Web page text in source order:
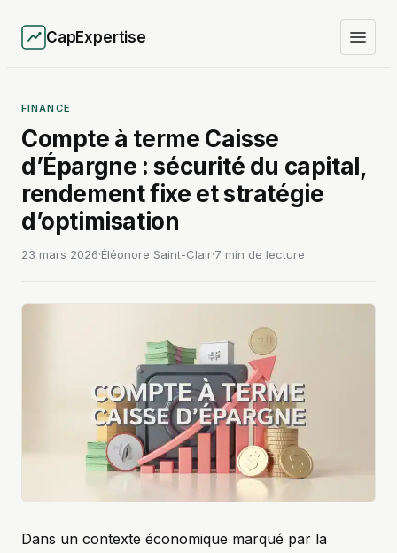
CapExpertise
FINANCE
Compte à terme Caisse
d’Épargne : sécurité du capital,
rendement fixe et stratégie
d’optimisation
23 mars 2026·Éléonore Saint-Clair·7 min de lecture
Dans un contexte économique marqué par la